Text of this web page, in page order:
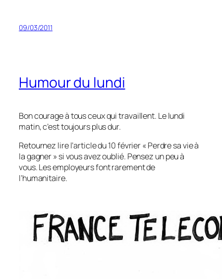
09/03/2011
Humour du lundi
Bon courage à tous ceux qui travaillent. Le lundi
matin, c’est toujours plus dur.
Retournez lire l’article du 10 février « Perdre sa vie à
la gagner » si vous avez oublié. Pensez un peu à
vous. Les employeurs font rarement de
l’humanitaire.